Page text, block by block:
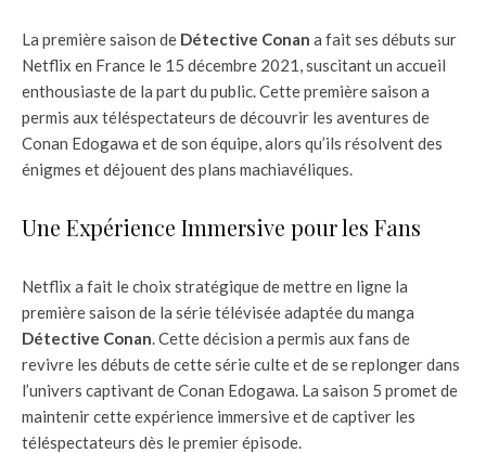
La première saison de Détective Conan a fait ses débuts sur
Netflix en France le 15 décembre 2021, suscitant un accueil
enthousiaste de la part du public. Cette première saison a
permis aux téléspectateurs de découvrir les aventures de
Conan Edogawa et de son équipe, alors qu’ils résolvent des
énigmes et déjouent des plans machiavéliques.
Une Expérience Immersive pour les Fans
Netflix a fait le choix stratégique de mettre en ligne la
première saison de la série télévisée adaptée du manga
Détective Conan. Cette décision a permis aux fans de
revivre les débuts de cette série culte et de se replonger dans
l’univers captivant de Conan Edogawa. La saison 5 promet de
maintenir cette expérience immersive et de captiver les
téléspectateurs dès le premier épisode.